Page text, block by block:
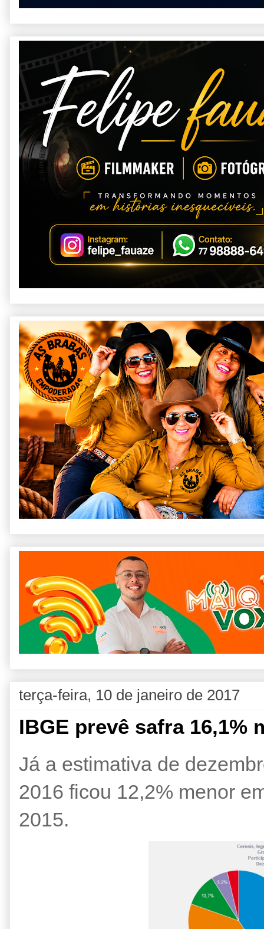
terça-feira, 10 de janeiro de 2017
IBGE prevê safra 16,1%
Já a estimativa de
2016 ficou 12,2% menor
2015.